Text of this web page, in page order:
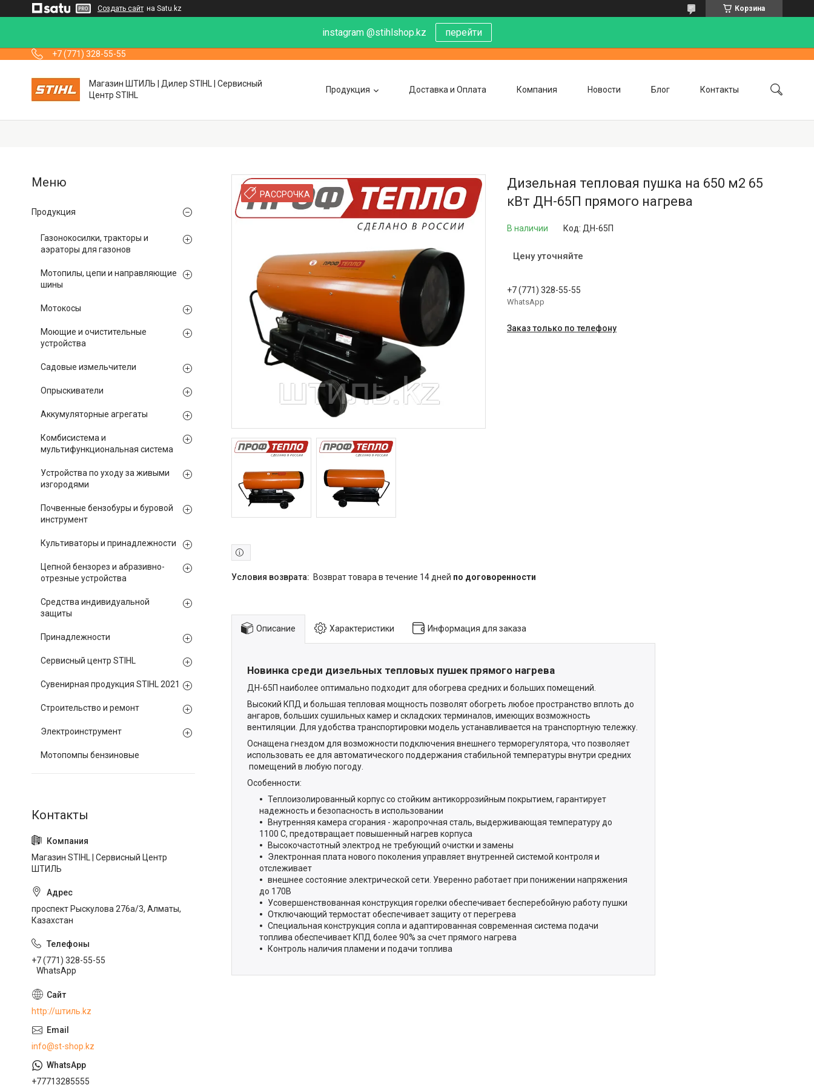
Создать сайт на Satu.kz Корзина
instagram @stihlshop.kz перейти
+7 (771) 328-55-55
Магазин ШТИЛЬ | Дилер STIHL | Сервисный
Центр STIHL
Продукция Доставка и Оплата Компания Новости Блог Контакты
РАССРОЧКА
Дизельная тепловая пушка на 650 м2 65
кВт ДН-65П прямого нагрева
В наличии Код: ДН-65П
Цену уточняйте
+7 (771) 328-55-55
WhatsApp
Заказ только по телефону
возврат товара в течение 14 дней по договоренности
Описание Характеристики Информация для заказа
Новинка среди дизельных тепловых пушек прямого нагрева
ДН-65П наиболее оптимально подходит для обогрева средних и больших помещений.
Высокий КПД и большая тепловая мощность позволят обогреть любое пространство вплоть до
ангаров, больших сушильных камер и складских терминалов, имеющих возможность
вентиляции. Для удобства транспортировки модель устанавливается на транспортную тележку.
Оснащена гнездом для возможности подключения внешнего терморегулятора, что позволяет
использовать ее для автоматического поддержания стабильной температуры внутри средних
помещений в любую погоду.
Особенности:
Теплоизолированный корпус со стойким антикоррозийным покрытием, гарантирует
надежность и безопасность в использовании
Внутренняя камера сгорания - жаропрочная сталь, выдерживающая температуру до
1100 C, предотвращает повышенный нагрев корпуса
Высокочастотный электрод не требующий очистки и замены
Электронная плата нового поколения управляет внутренней системой контроля и
отслеживает
внешнее состояние электрической сети. Уверенно работает при понижении напряжения
до 170В
Усовершенствованная конструкция горелки обеспечивает бесперебойную работу пушки
Отключающий термостат обеспечивает защиту от перегрева
Специальная конструкция сопла и адаптированная современная система подачи
топлива обеспечивает КПД более 90% за счет прямого нагрева
Контроль наличия пламени и подачи топлива
Продукция
Газонокосилки, тракторы и
аэраторы для газонов
Мотопилы, цепи и направляющие
шины
Мотокосы
Моющие и очистительные
устройства
Садовые измельчители
Опрыскиватели
Аккумуляторные агрегаты
Комбисистема и
мультифункциональная система
Устройства по уходу за живыми
изгородями
Почвенные бензобуры и буровой
инструмент
Культиваторы и принадлежности
Цепной бензорез и абразивно-
отрезные устройства
Средства индивидуальной
защиты
Принадлежности
Сервисный центр STIHL
Сувенирная продукция STIHL 2021
Строительство и ремонт
Электроинструмент
Мотопомпы бензиновые
Магазин STIHL | Сервисный Центр
ШТИЛЬ
проспект Рыскулова 276а/3, Алматы,
Казахстан
+7 (771) 328-55-55
WhatsApp
http://штиль.kz
info@st-shop.kz
+77713285555